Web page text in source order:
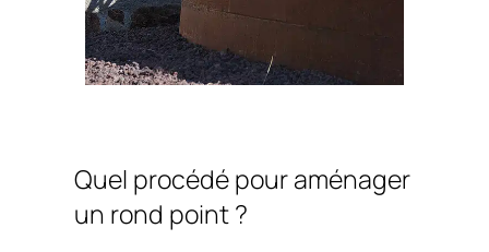
Quel procédé pour aménager
un rond point ?